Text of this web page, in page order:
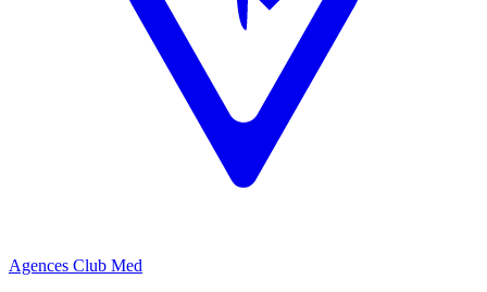
Agences Club Med